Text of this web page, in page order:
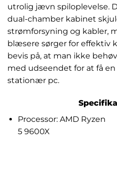
utrolig jævn spiloplevelse.
dual-chamber kabinet
strømforsyning og kabler,
blæsere sørger for effektiv
bevis på, at man ikke
med udseendet for at få
stationær pc.
Processor: AMD Ryzen
5 9600X